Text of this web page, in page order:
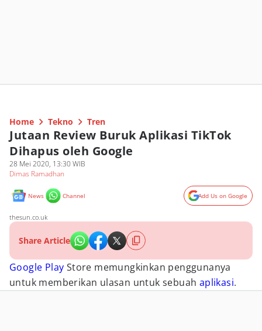
Home Tekno Tren
Jutaan Review Buruk Aplikasi TikTok
Dihapus oleh Google
28 Mei 2020, 13:30 WIB
Dimas Ramadhan
News Channel Add Us on Google
thesun.co.uk
Share Article
Google Play Store memungkinkan penggunanya
untuk memberikan ulasan untuk sebuah aplikasi.